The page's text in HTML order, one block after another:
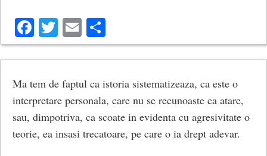
Facebook
Twitter
Email
Ma tem de faptul ca istoria sistematizeaza, ca este o
interpretare personala, care nu se recunoaste ca atare,
sau, dimpotriva, ca scoate in evidenta cu agresivitate o
teorie, ea insasi trecatoare, pe care o ia drept adevar.